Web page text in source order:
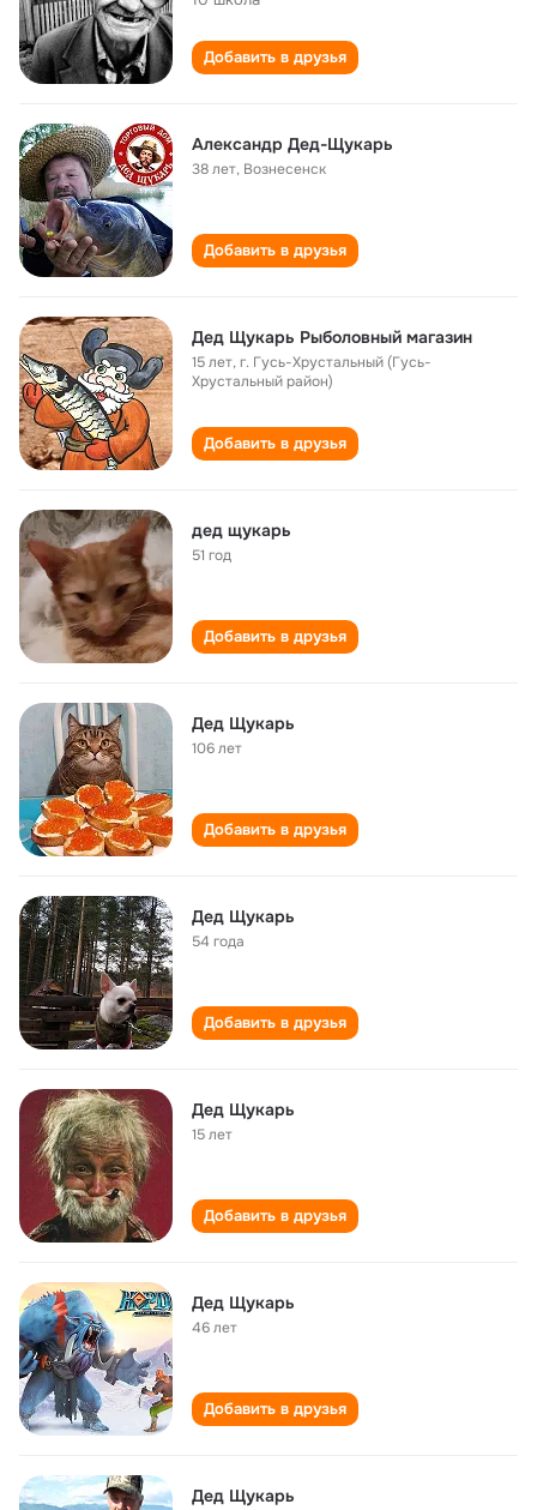
Добавить в друзья
Александр Дед-Щукарь
38 лет, Вознесенск
Добавить в друзья
Дед Щукарь Рыболовный магазин
15 лет,г. Гусь-Хрустальный (Гусь-
Хрустальный район)
Добавить в друзья
дед щукарь
51 год
Добавить в друзья
Дед Щукарь
106 лет
Добавить в друзья
Дед Щукарь
54 года
Добавить в друзья
Дед Щукарь
15 лет
Добавить в друзья
Дед Щукарь
46 лет
Добавить в друзья
Дед Щукарь